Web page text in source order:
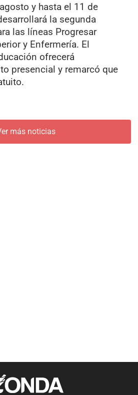
y hasta el 11 de
la segunda
las líneas Progresar
y Enfermería. El
ofrecerá
presencial y remarcó que
más noticias